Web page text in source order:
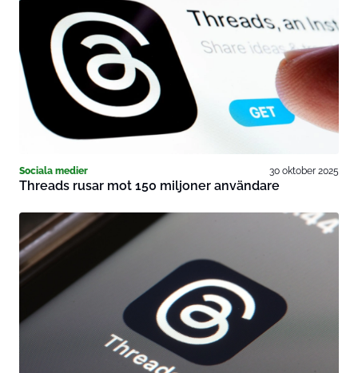
Sociala medier 30 oktober 2025
Threads rusar mot 150 miljoner användare